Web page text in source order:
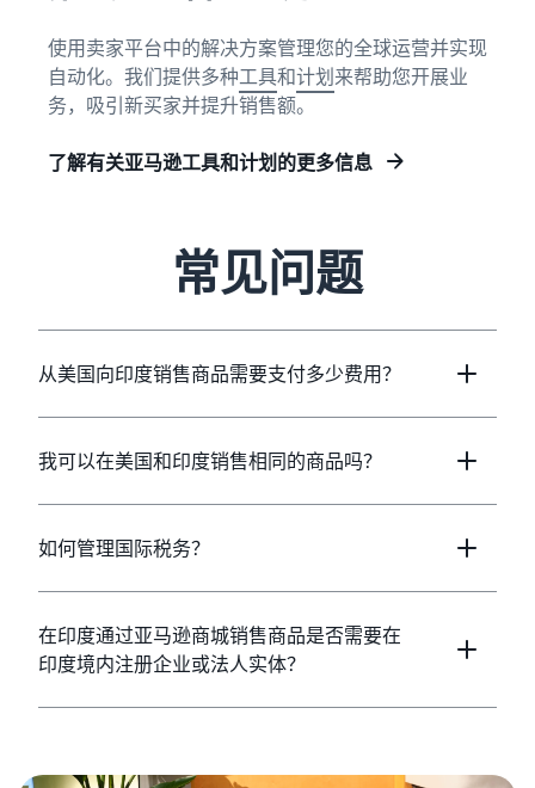
使用卖家平台中的解决方案管理您的全球运营并实现
自动化。我们提供多种工具和计划来帮助您开展业
务，吸引新买家并提升销售额。
了解有关亚马逊工具和计划的更多信息
常见问题
从美国向印度销售商品需要支付多少费用？
我可以在美国和印度销售相同的商品吗？
如何管理国际税务？
在印度通过亚马逊商城销售商品是否需要在
印度境内注册企业或法人实体？